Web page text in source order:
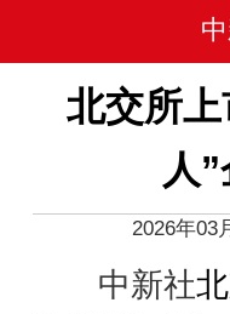
北交所
人
2026年03
中新社